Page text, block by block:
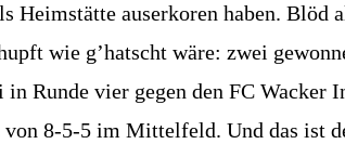
Heimstätte auserkoren haben.
wie g’hatscht wäre: zwei
Runde vier gegen den FC
8-5-5 im Mittelfeld. Und das ist